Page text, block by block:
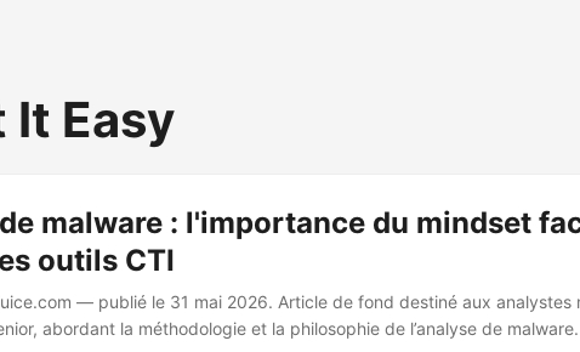
Easy
malware : l'importance du mindset
outils CTI
— publié le 31 mai 2026. Article de fond destiné aux analystes
abordant la méthodologie et la philosophie de l’analyse de